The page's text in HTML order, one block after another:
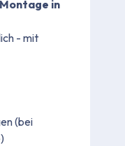
in
- mit
(bei